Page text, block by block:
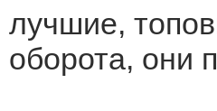
лучшие,
оборота, они